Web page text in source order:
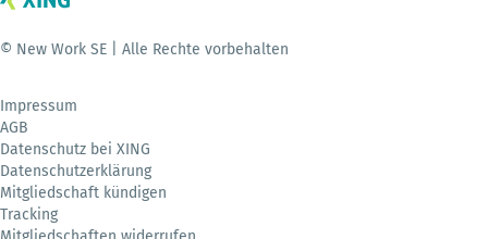
© New Work SE | Alle Rechte vorbehalten
Impressum
AGB
Datenschutz bei XING
Datenschutzerklärung
Mitgliedschaft kündigen
Tracking